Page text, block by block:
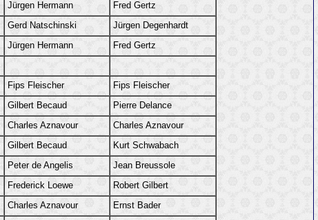
Jürgen Hermann Fred Gertz
Gerd Natschinski Jürgen Degenhardt
Jürgen Hermann Fred Gertz
Fips Fleischer Fips Fleischer
Gilbert Becaud Pierre Delance
Charles Aznavour Charles Aznavour
Gilbert Becaud Kurt Schwabach
Peter de Angelis Jean Breussole
Frederick Loewe Robert Gilbert
Charles Aznavour Ernst Bader